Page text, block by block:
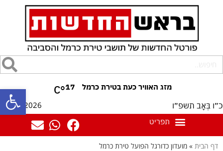
פתח 17
°C
כ״ו בְּאָב תשפ״ו 09/08/2026
דף הבית » מועדון כדורגל הפועל טירת כרמל